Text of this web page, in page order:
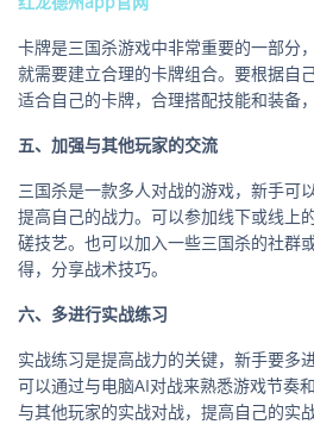
卡牌是三国杀游戏中非常重要的一部分
就需要建立合理的卡牌组合。要根据自
适合自己的卡牌，合理搭配技能和装备
五、加强与其他玩家的交流
三国杀是一款多人对战的游戏，新手可
提高自己的战力。可以参加线下或线上
磋技艺。也可以加入一些三国杀的社群
得，分享战术技巧。
六、多进行实战练习
实战练习是提高战力的关键，新手要多
可以通过与电脑AI对战来熟悉游戏节奏
与其他玩家的实战对战，提高自己的实战